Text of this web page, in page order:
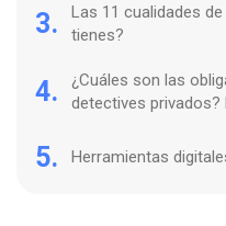
3.
Las 11 cualidades
tienes?
4.
¿Cuáles son las
detectives privados?
5. Herramientas